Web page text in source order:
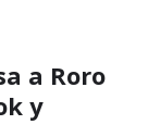
a Roro
y